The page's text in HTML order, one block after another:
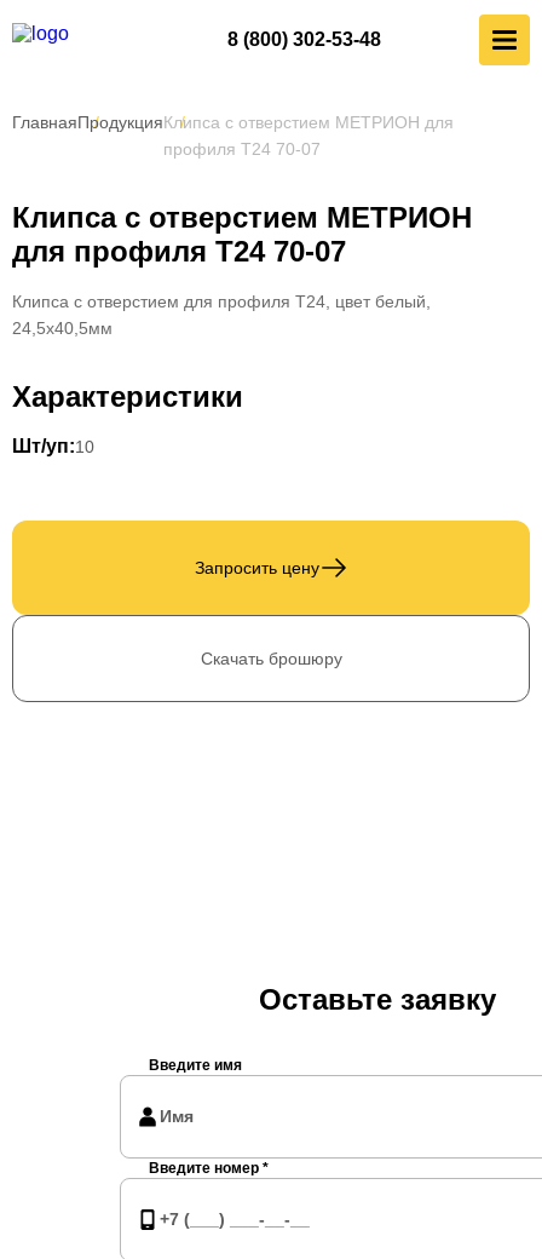
8 (800) 302-53-48
ГлавнаяПродукцияКлипса с отверстием МЕТРИОН для
профиля Т24 70-07
Клипса с отверстием МЕТРИОН
для профиля Т24 70-07
Клипса с отверстием для профиля Т24, цвет белый,
24,5х40,5мм
Характеристики
Шт/уп:10
Запросить цену
Скачать брошюру
Оставьте заявку
Введите имя
Введите номер *